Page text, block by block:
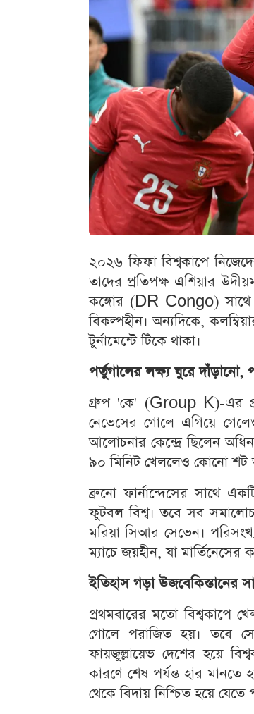
২০২৬ ফিফা বিশ্বকাপে
তাদের প্রতিপক্ষ এশিয়ার
কঙ্গোর (DR Congo) সাথে
বিকল্পহীন। অন্যদিকে,
টুর্নামেন্টে টিকে থাকা।
পর্তুগালের লক্ষ্য ঘুরে দাঁড়ানো,
গ্রুপ 'কে' (Group K)-এর
নেভেসের গোলে এগিয়ে
আলোচনার কেন্দ্রে ছিলেন
৯০ মিনিট খেললেও কোনো শট
ব্রুনো ফার্নান্দেসের সাথে
ফুটবল বিশ্ব। তবে সব
মরিয়া সিআর সেভেন।
ম্যাচে জয়হীন, যা মার্তিনেসের
ইতিহাস গড়া উজবেকিস্তানের
প্রথমবারের মতো বিশ্বকাপে
গোলে পরাজিত হয়। তবে
ফায়জুল্লায়েভ দেশের হয়ে
কারণে শেষ পর্যন্ত হার মানতে
থেকে বিদায় নিশ্চিত হয়ে